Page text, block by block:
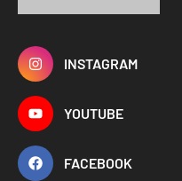
INSTAGRAM
YOUTUBE
FACEBOOK